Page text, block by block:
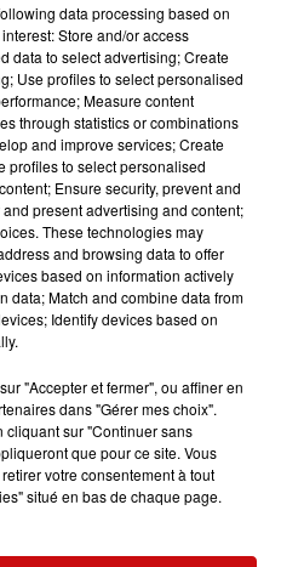
du Casino Barrière
!
un homme condamné à
de prison avec sursis...
aux vins de Colmar
pendant 10 jours
data processing based on
Store and/or access
data to select advertising; Create
Use profiles to select personalised
Measure content
through statistics or combinations
and improve services; Create
profiles to select personalised
Ensure security, prevent and
present advertising and content;
These technologies may
and browsing data to offer
based on information actively
data; Match and combine data from
Identify devices based on
"Accepter et fermer", ou affiner en
dans "Gérer mes choix".
cliquant sur "Continuer sans
que pour ce site. Vous
votre consentement à tout
situé en bas de chaque page.